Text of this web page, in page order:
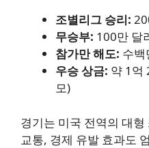
조별리그 승리:
무승부: 100만 달
참가만 해도: 수백
우승 상금: 약 1억
모)
경기는 미국 전역의 대
교통, 경제 유발 효과도